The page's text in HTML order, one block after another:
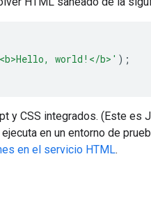
world!</b>' );
y CSS integrados. (Este es
en un entorno de
en el servicio HTML.